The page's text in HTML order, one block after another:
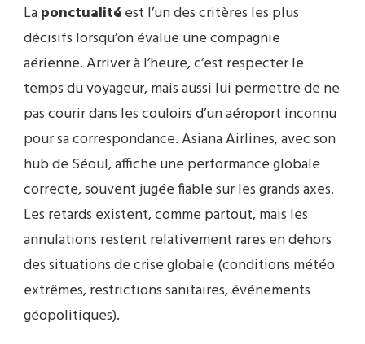
Laponctualité est l’un des critères les plus
décisifs lorsqu’on évalue une compagnie
aérienne. Arriver à l’heure, c’est respecter le
temps du voyageur, mais aussi lui permettre de ne
pas courir dans les couloirs d’un aéroport inconnu
pour sa correspondance. Asiana Airlines, avec son
hub de Séoul, affiche une performance globale
correcte, souvent jugée fiable sur les grands axes.
Les retards existent, comme partout, mais les
annulations restent relativement rares en dehors
des situations de crise globale (conditions météo
extrêmes, restrictions sanitaires, événements
géopolitiques).